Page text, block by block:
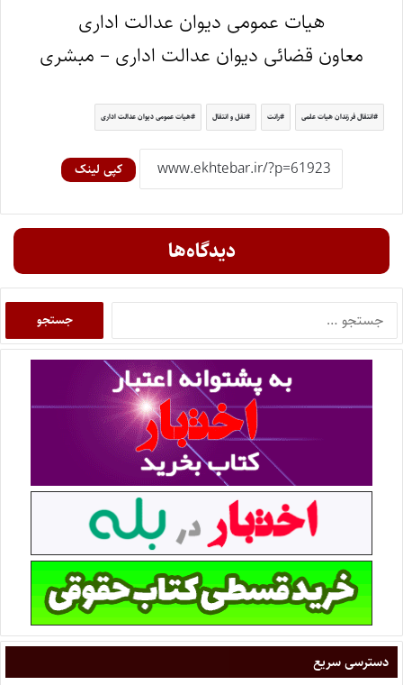
هیات عمومی دیوان عدالت اداری
معاون قضائی دیوان عدالت اداری – مبشری
انتقال فرزندان هیات علمی رانت نقل و انتقال هیات عمومی دیوان عدالت اداری
کپی لینک
دیدگاه‌ها
دسترسی سریع